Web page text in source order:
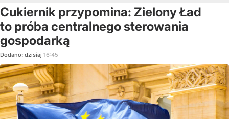
Cukiernik przypomina: Zielony Ład
to próba centralnego sterowania
gospodarką
Dodano: dzisiaj 16:45